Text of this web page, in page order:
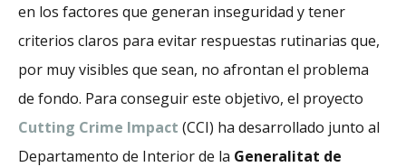
en los factores que generan inseguridad y tener
criterios claros para evitar respuestas rutinarias que,
por muy visibles que sean, no afrontan el problema
de fondo. Para conseguir este objetivo, el proyecto
Cutting Crime Impact (CCI) ha desarrollado junto al
Departamento de Interior de la Generalitat de